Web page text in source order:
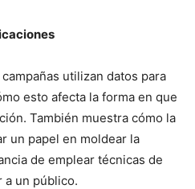
utilizan datos para
esto afecta la forma en que
También muestra cómo la
un papel en moldear la
de emplear técnicas de
a un público.